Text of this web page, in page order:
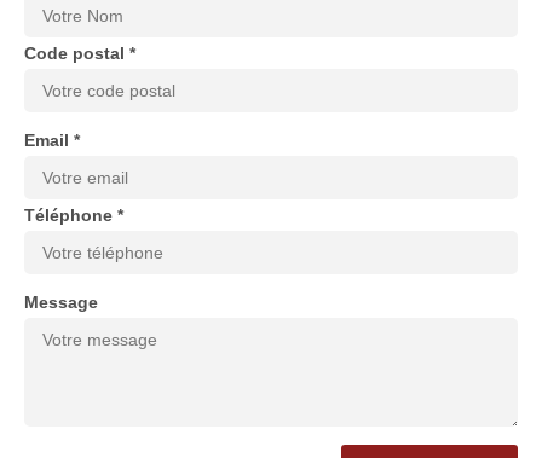
Code postal *
Email *
Téléphone *
Message